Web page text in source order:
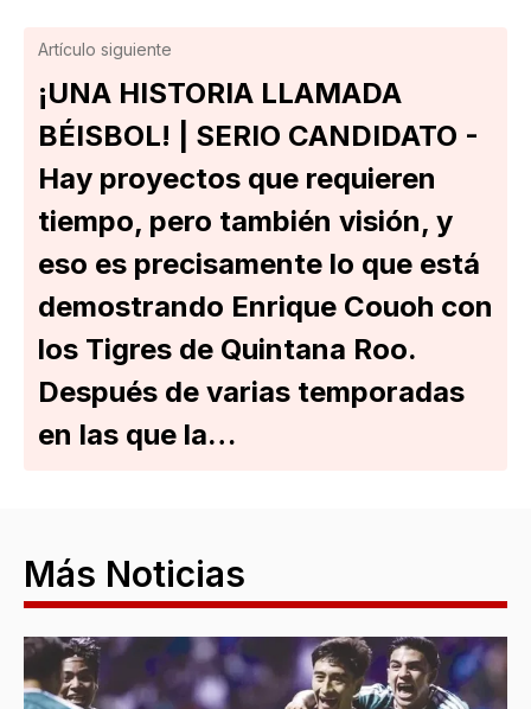
Artículo siguiente
¡UNA HISTORIA LLAMADA
BÉISBOL! | SERIO CANDIDATO -
Hay proyectos que requieren
tiempo, pero también visión, y
eso es precisamente lo que está
demostrando Enrique Couoh con
los Tigres de Quintana Roo.
Después de varias temporadas
en las que la…
Más Noticias